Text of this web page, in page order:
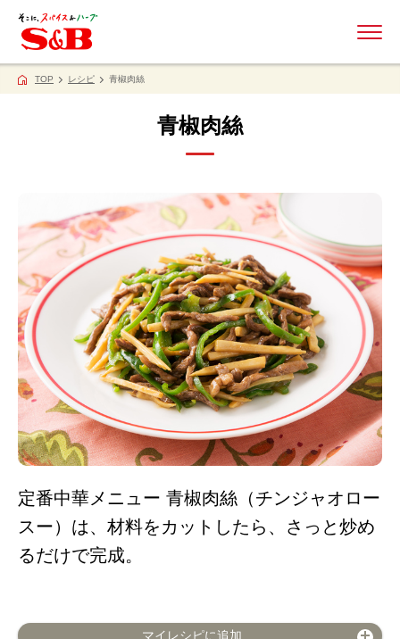
TOP レシピ 青椒肉絲
青椒肉絲
定番中華メニュー 青椒肉絲（チンジャオロー
スー）は、材料をカットしたら、さっと炒め
るだけで完成。
マイレシピに追加